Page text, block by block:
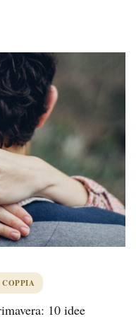
10 idee